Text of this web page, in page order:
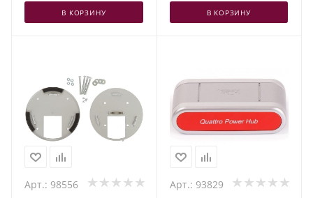
В КОРЗИНУ В КОРЗИНУ
Арт.: 98556 Арт.: 93829